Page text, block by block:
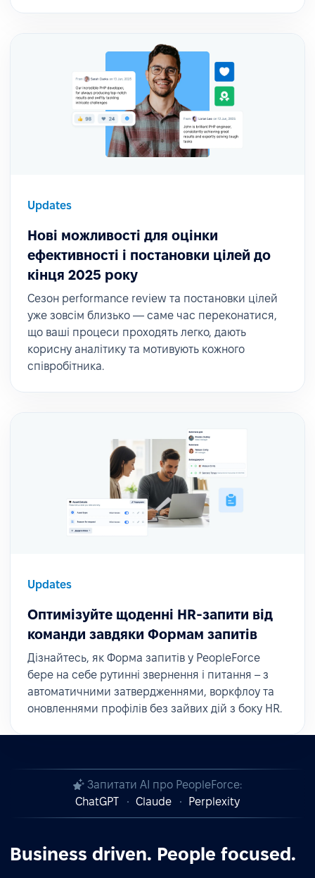
Updates
Нові можливості для оцінки
ефективності і постановки цілей до
кінця 2025 року
Сезон performance review та постановки цілей
уже зовсім близько — саме час переконатися,
що ваші процеси проходять легко, дають
корисну аналітику та мотивують кожного
співробітника.
Updates
Оптимізуйте щоденні HR-запити від
команди завдяки Формам запитів
Дізнайтесь, як Форма запитів у PeopleForce
бере на себе рутинні звернення і питання – з
автоматичними затвердженнями, воркфлоу та
оновленнями профілів без зайвих дій з боку HR.
Запитати AI про PeopleForce:
ChatGPT
Claude Perplexity
Business driven. People focused.